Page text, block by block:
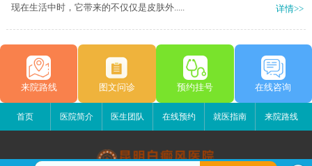
现在生活中时，它带来的不仅仅是皮肤外.....
详情>>
来院路线 图文问诊 预约挂号 在线咨询
首页 医院简介 医生团队 在线预约 就医指南 来院路线